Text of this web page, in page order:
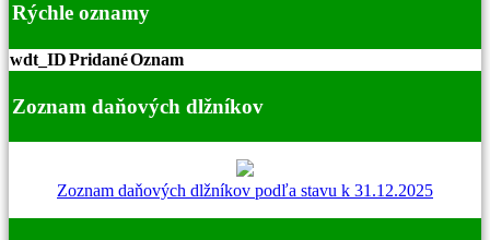
Rýchle oznamy
wdt_IDPridanéOznam
Zoznam daňových dlžníkov
Zoznam daňových dlžníkov podľa stavu k 31.12.2025